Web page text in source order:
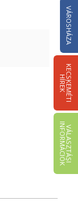
VÁROSHÁZA
K
E
C
S
K
E
M
É
T
I
HÍ
R
E
K
V
Á
L
A
S
Z
T
Á
S
I
IN
F
O
R
M
Á
C
I
Ó
K